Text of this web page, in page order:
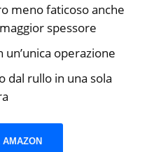
meno faticoso anche
spessore
operazione
dal rullo in una sola